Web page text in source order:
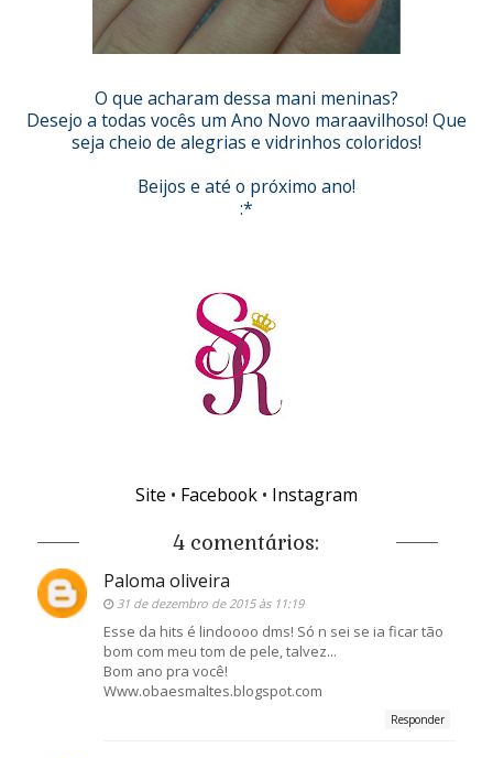
O que acharam dessa mani meninas?
Desejo a todas vocês um Ano Novo maraavilhoso! Que
seja cheio de alegrias e vidrinhos coloridos!
Beijos e até o próximo ano!
:*
Site • Facebook• Instagram
4 comentários:
Paloma oliveira
31 de dezembro de 2015 às 11:19
Esse da hits é lindoooo dms! Só n sei se ia ficar tão
bom com meu tom de pele, talvez...
Bom ano pra você!
Www.obaesmaltes.blogspot.com
Responder